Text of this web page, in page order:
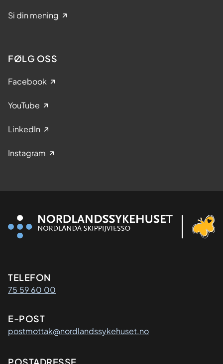
Si din mening
FØLG OSS
Facebook
YouTube
LinkedIn
Instagram
Kontaktinformasjon
TELEFON
75 59 60 00
E-POST
postmottak@nordlandssykehuset.no